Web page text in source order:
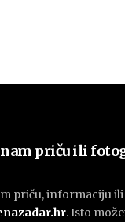
priču ili
priču, informaciju
. Isto